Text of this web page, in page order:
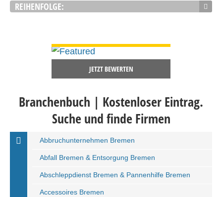
REIHENFOLGE:
JETZT BEWERTEN
Branchenbuch | Kostenloser Eintrag.
Suche und finde Firmen
Abbruchunternehmen Bremen
Abfall Bremen & Entsorgung Bremen
Abschleppdienst Bremen & Pannenhilfe Bremen
Accessoires Bremen